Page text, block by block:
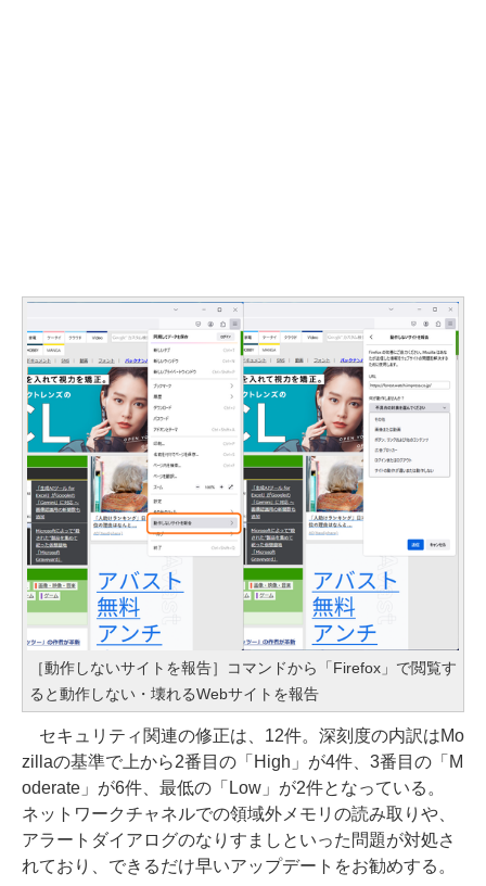
［動作しないサイトを報告］コマンドから「Firefox」で閲覧す
ると動作しない・壊れるWebサイトを報告
セキュリティ関連の修正は、12件。深刻度の内訳はMo
zillaの基準で上から2番目の「High」が4件、3番目の「M
oderate」が6件、最低の「Low」が2件となっている。
ネットワークチャネルでの領域外メモリの読み取りや、
アラートダイアログのなりすましといった問題が対処さ
れており、できるだけ早いアップデートをお勧めする。